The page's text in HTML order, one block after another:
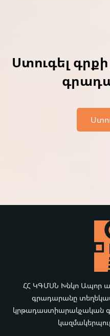
Ստուգել
ՀՀ ԿԳՄՍՆ Խնկո Ապոր
գրադարանը
կրթադաստիարակչական